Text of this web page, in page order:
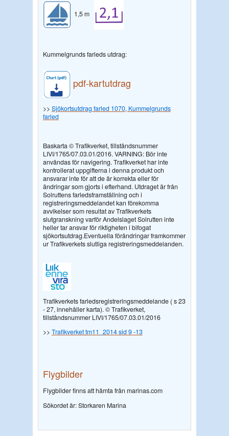
1,5 m
Kummelgrunds farleds utdrag:
pdf-kartutdrag
>> Sjökortsutdrag farled 1070, Kummelgrunds
farled
Baskarta © Trafikverket, tillståndsnummer
LIVI/1765/07.03.01/2016. VARNING: Bör inte
användas för navigering. Trafikverket har inte
kontrollerat uppgifterna i denna produkt och
ansvarar inte för att de är korrekta eller för
ändringar som gjorts i efterhand. Utdraget är från
Solruttens farledsframställning och i
registreringsmeddelandet kan förekomma
avvikelser som resultat av Trafikverkets
slutgranskning varför Andelslaget Solrutten inte
heller tar ansvar för riktigheten i bifogat
sjökortsutdrag.Eventuella förändringar framkommer
ur Trafikverkets slutliga registreringsmeddelanden.
Trafikverkets farledsregistreringsmeddelande ( s 23
- 27, innehåller karta). © Trafikverket,
tillståndsnummer LIVI/1765/07.03.01/2016
>> Trafikverket tm11_2014 sid 9 -13
Flygbilder
Flygbilder finns att hämta från marinas.com
Sökordet är: Storkaren Marina